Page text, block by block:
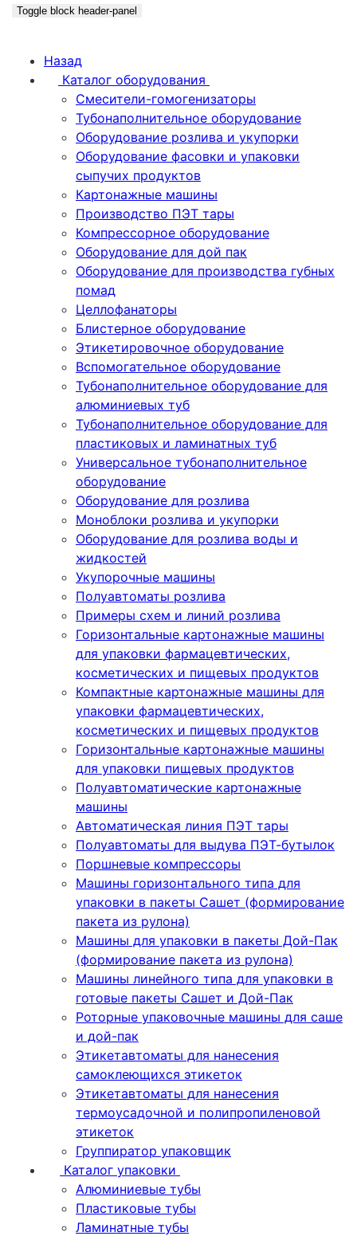
Toggle block header-panel
Назад
Каталог оборудования
Смесители-гомогенизаторы
Тубонаполнительное оборудование
Оборудование розлива и укупорки
Оборудование фасовки и упаковки
сыпучих продуктов
Картонажные машины
Производство ПЭТ тары
Компрессорное оборудование
Оборудование для дой пак
Оборудование для производства губных
помад
Целлофанаторы
Блистерное оборудование
Этикетировочное оборудование
Вспомогательное оборудование
Тубонаполнительное оборудование для
алюминиевых туб
Тубонаполнительное оборудование для
пластиковых и ламинатных туб
Универсальное тубонаполнительное
оборудование
Оборудование для розлива
Моноблоки розлива и укупорки
Оборудование для розлива воды и
жидкостей
Укупорочные машины
Полуавтоматы розлива
Примеры схем и линий розлива
Горизонтальные картонажные машины
для упаковки фармацевтических,
косметических и пищевых продуктов
Компактные картонажные машины для
упаковки фармацевтических,
косметических и пищевых продуктов
Горизонтальные картонажные машины
для упаковки пищевых продуктов
Полуавтоматические картонажные
машины
Автоматическая линия ПЭТ тары
Полуавтоматы для выдува ПЭТ-бутылок
Поршневые компрессоры
Машины горизонтального типа для
упаковки в пакеты Сашет (формирование
пакета из рулона)
Машины для упаковки в пакеты Дой-Пак
(формирование пакета из рулона)
Машины линейного типа для упаковки в
готовые пакеты Сашет и Дой-Пак
Роторные упаковочные машины для саше
и дой-пак
Этикетавтоматы для нанесения
самоклеющихся этикеток
Этикетавтоматы для нанесения
термоусадочной и полипропиленовой
этикеток
Группиратор упаковщик
Каталог упаковки
Алюминиевые тубы
Пластиковые тубы
Ламинатные тубы